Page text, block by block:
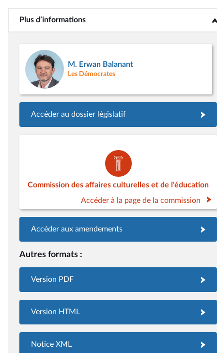
Plus d’informations<b>Plus d’informations</b>
M. Erwan Balanant
Les Démocrates
Accéder au dossier législatif
Commission des affaires culturelles et de l'éducation
Accéder à la page de la commission
Accéder aux amendements
Autres formats :
Version PDF
Version HTML
Notice XML